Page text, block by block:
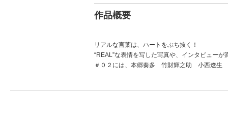
作品概要
リアルな言葉は、ハートをぶち抜く！
“REAL”な表情を写した写真や、インタビューが
＃０２には、本郷奏多 竹財輝之助 小西遼